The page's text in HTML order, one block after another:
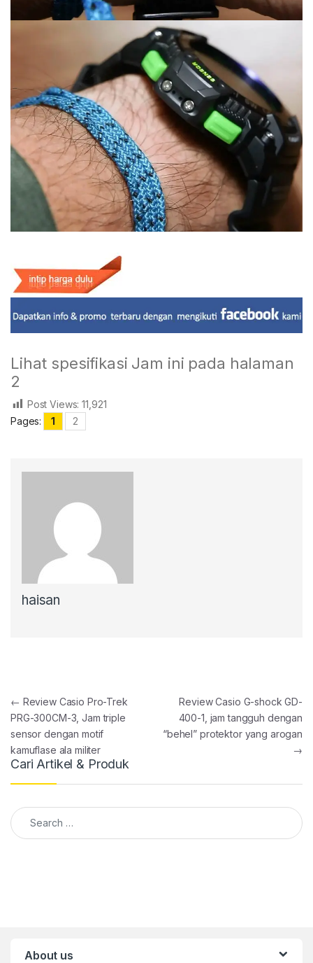
Lihat spesifikasi Jam ini pada halaman
2
Post Views: 11,921
Pages:
1 2
haisan
Post navigation
← Review Casio Pro-Trek
PRG-300CM-3, Jam triple
sensor dengan motif
kamuflase ala militer
Review Casio G-shock GD-
400-1, jam tangguh dengan
“behel” protektor yang arogan
→
Cari Artikel & Produk
Search for:
About us